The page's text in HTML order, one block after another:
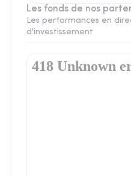
Les fonds de nos
Les performances en
d'investissement